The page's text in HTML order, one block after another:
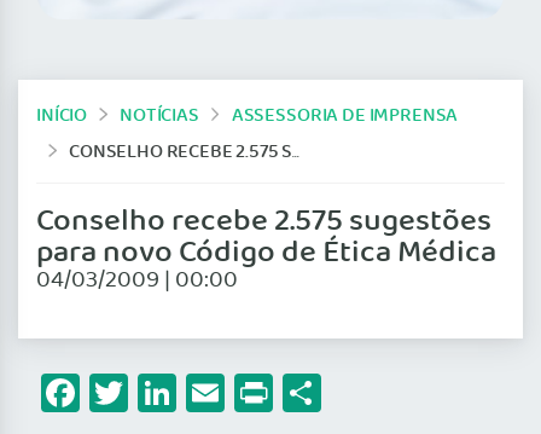
INÍCIO NOTÍCIAS
ASSESSORIA DE IMPRENSA
CONSELHO RECEBE 2.575 SUGESTÕES PARA NOVO CÓDIGO DE ÉTICA MÉDICA
Conselho recebe 2.575 sugestões
para novo Código de Ética Médica
04/03/2009 | 00:00
Facebook
Twitter
LinkedIn
Email
Print